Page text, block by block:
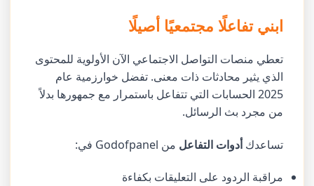
ابني تفاعلًا مجتمعيًا أصيلًا
تعطي منصات التواصل الاجتماعي الآن الأولوية للمحتوى
الذي يثير محادثات ذات معنى. تفضل خوارزمية عام
2025 الحسابات التي تتفاعل باستمرار مع جمهورها بدلاً
من مجرد بث الرسائل.
تساعدكأدوات التفاعل من Godofpanel في:
مراقبة الردود على التعليقات بكفاءة